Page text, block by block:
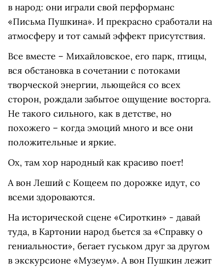
в народ: они играли свой перформанс
«Письма Пушкина». И прекрасно сработали на
атмосферу и тот самый эффект присутствия.
Все вместе – Михайловское, его парк, птицы,
вся обстановка в сочетании с потоками
творческой энергии, льющейся со всех
сторон, рождали забытое ощущение восторга.
Не такого сильного, как в детстве, но
похожего – когда эмоций много и все они
положительные и яркие.
Ох, там хор народный как красиво поет!
А вон Леший с Кощеем по дорожке идут, со
всеми здороваются.
На исторической сцене «Сироткин» - давай
туда, в Картонии народ бьется за «Справку о
гениальности», бегает гуськом друг за другом
в экскурсионе «Музеум». А вон Пушкин лежит